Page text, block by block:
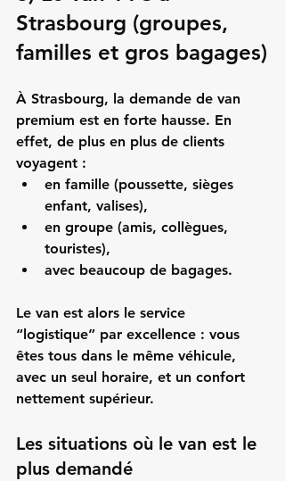
Strasbourg (groupes,
familles et gros bagages)
À Strasbourg, la demande de van
premium est en forte hausse. En
effet, de plus en plus de clients
voyagent :
en famille (poussette, sièges
enfant, valises),
en groupe (amis, collègues,
touristes),
avec beaucoup de bagages.
Le van est alors le service
“logistique” par excellence : vous
êtes tous dans le même véhicule,
avec un seul horaire, et un confort
nettement supérieur.
Les situations où le van est le
plus demandé